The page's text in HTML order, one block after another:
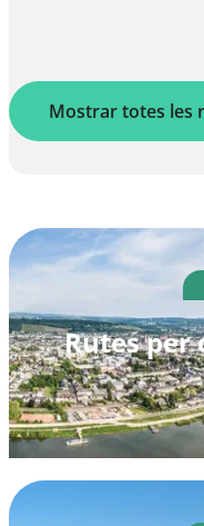
Mostrar totes les
Rutes per